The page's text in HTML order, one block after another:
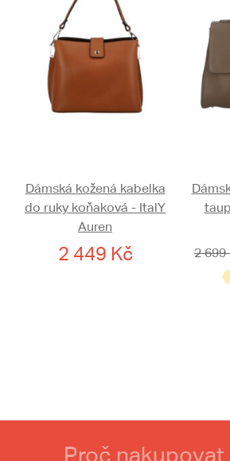
Dámská kožená kabelka
do ruky koňaková - ItalY
Auren
2 449 Kč 2 699
Proč nakupovat